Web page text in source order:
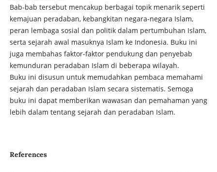
Bab-bab tersebut mencakup berbagai topik menarik seperti
kemajuan peradaban, kebangkitan negara-negara Islam,
peran lembaga sosial dan politik dalam pertumbuhan Islam,
serta sejarah awal masuknya Islam ke Indonesia. Buku ini
juga membahas faktor-faktor pendukung dan penyebab
kemunduran peradaban Islam di beberapa wilayah.
Buku ini disusun untuk memudahkan pembaca memahami
sejarah dan peradaban Islam secara sistematis. Semoga
buku ini dapat memberikan wawasan dan pemahaman yang
lebih dalam tentang sejarah dan peradaban Islam.
References